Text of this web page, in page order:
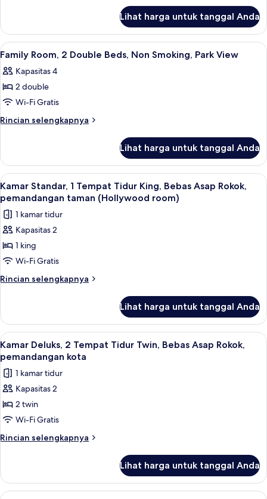
Beds,
Non
Smoking,
City
View
Family
Room,
2
Double
Beds,
Non
City
View
Lihat harga untuk tanggal Anda
Lihat
semua
foto
untuk
Family
Room,
Beds,
Non
Smoking,
Park
View
Seprai premium, isi minibar gratis,
2
Family Room, 2 Double Beds, Non Smoking, Park View
Kapasitas 4
2 double
Wi-Fi Gratis
Rincian selengkapnya
Rincian
Family
Room,
2
Double
Beds,
Non
Smoking,
View
Lihat harga untuk tanggal Anda
Lihat
semua
foto
untuk
Kamar
Standar,
1
Tempat
Bebas
Asap
Rokok,
pemandangan
taman
(Hollywood
room)
Kamar Standar, 1 Tempat Tidur
5
Kamar Standar, 1 Tempat Tidur King, Bebas Asap Rokok,
pemandangan taman (Hollywood room)
1 kamar tidur
Kapasitas 2
1 king
Wi-Fi Gratis
Rincian selengkapnya
Rincian
Kamar
Standar,
1
Tempat
Tidur
King,
Bebas
Rokok,
pemandangan
(Hollywood
Lihat harga untuk tanggal Anda
Lihat
semua
foto
untuk
Kamar
Deluks,
2
Tempat
Bebas
Asap
Kamar Deluks, 2 Tempat Tidur Twin,
5
Kamar Deluks, 2 Tempat Tidur Twin, Bebas Asap Rokok,
pemandangan kota
1 kamar tidur
Kapasitas 2
2 twin
Wi-Fi Gratis
Rincian selengkapnya
Rincian
Kamar
Deluks,
Lihat harga untuk tanggal Anda
Seprai premium, isi minibar gratis,